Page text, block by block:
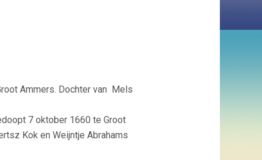
Ammers. Dochter van Mels
7 oktober 1660 te Groot
Kok en Weijntje Abrahams